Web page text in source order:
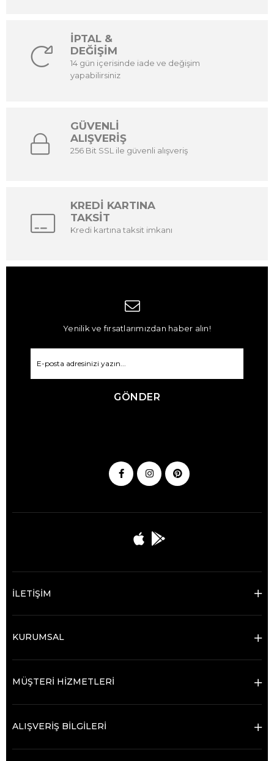
İPTAL &
DEĞİŞİM
14 gün içerisinde iade ve değişim
yapabilirsiniz
GÜVENLİ
ALIŞVERİŞ
256 Bit SSL ile güvenli alışveriş
KREDİ KARTINA
TAKSİT
Kredi kartına taksit imkanı
Yenilik ve fırsatlarımızdan haber alın!
GÖNDER
İLETİŞİM
KURUMSAL
MÜŞTERİ HİZMETLERİ
ALIŞVERİŞ BİLGİLERİ